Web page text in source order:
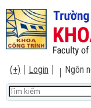
(+) Login Ngôn